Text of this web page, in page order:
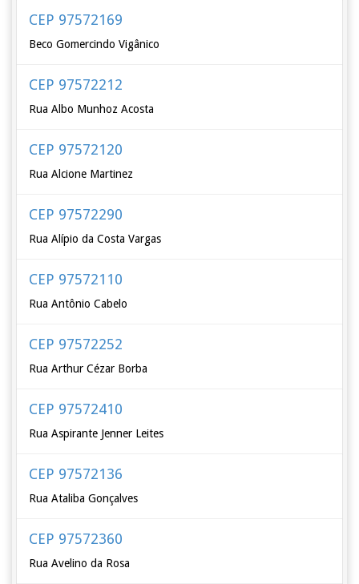
CEP 97572169
Beco Gomercindo Vigânico
CEP 97572212
Rua Albo Munhoz Acosta
CEP 97572120
Rua Alcione Martinez
CEP 97572290
Rua Alípio da Costa Vargas
CEP 97572110
Rua Antônio Cabelo
CEP 97572252
Rua Arthur Cézar Borba
CEP 97572410
Rua Aspirante Jenner Leites
CEP 97572136
Rua Ataliba Gonçalves
CEP 97572360
Rua Avelino da Rosa